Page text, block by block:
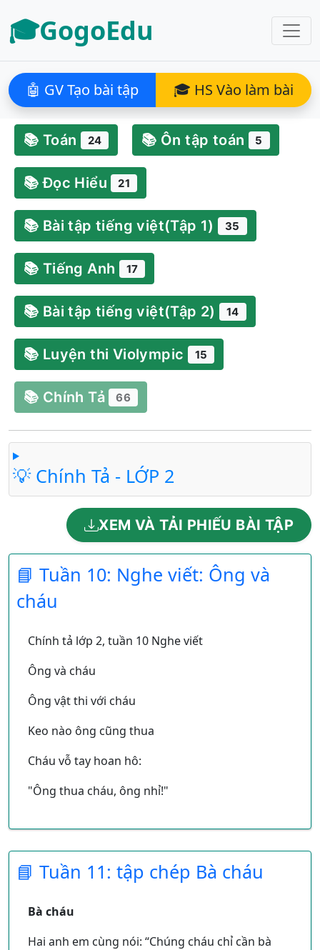
🎓GogoEdu
🤖 GV Tạo bài tập 🎓 HS Vào làm bài
📚 Toán 24 📚 Ôn tập toán 5
📚 Đọc Hiểu 21
📚 Bài tập tiếng việt(Tập 1) 35
📚 Tiếng Anh 17
📚 Bài tập tiếng việt(Tập 2) 14
📚 Luyện thi Violympic 15
📚 Chính Tả 66
💡 Chính Tả - LỚP 2
XEM VÀ TẢI PHIẾU BÀI TẬP
📘 Tuần 10: Nghe viết: Ông và
cháu
Chính tả lớp 2, tuần 10 Nghe viết
Ông và cháu
Ông vật thi với cháu
Keo nào ông cũng thua
Cháu vỗ tay hoan hô:
"Ông thua cháu, ông nhỉ!"
Bế cháu ông thủ thỉ:
"Cháu khỏe hơn ông nhiều !
Ông là buổi trời chiều
Cháu là ngày rạng sáng."
📘 Tuần 11: tập chép Bà cháu
Bà cháu
Hai anh em cùng nói: “Chúng cháu chỉ cần bà